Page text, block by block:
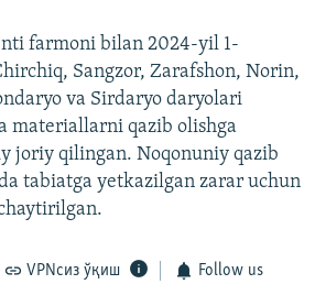
farmoni bilan 2024-yil 1-
Sangzor, Zarafshon, Norin,
va Sirdaryo daryolari
materiallarni qazib olishga
joriy qilingan. Noqonuniy qazib
tabiatga yetkazilgan zarar uchun
VPNсиз ўқиш Follow us